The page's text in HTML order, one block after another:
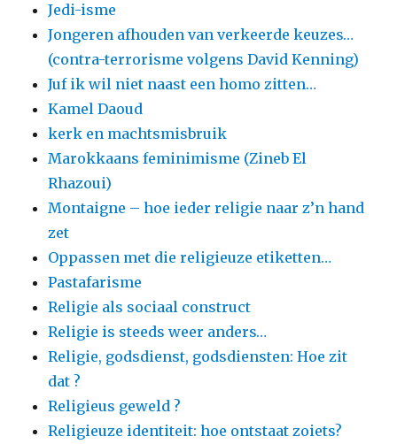
Jedi-isme
Jongeren afhouden van verkeerde keuzes…
(contra-terrorisme volgens David Kenning)
Juf ik wil niet naast een homo zitten…
Kamel Daoud
kerk en machtsmisbruik
Marokkaans feminimisme (Zineb El
Rhazoui)
Montaigne – hoe ieder religie naar z’n hand
zet
Oppassen met die religieuze etiketten…
Pastafarisme
Religie als sociaal construct
Religie is steeds weer anders…
Religie, godsdienst, godsdiensten: Hoe zit
dat ?
Religieus geweld ?
Religieuze identiteit: hoe ontstaat zoiets?